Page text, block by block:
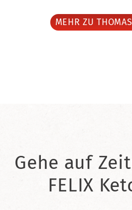
MEHR ZU
Gehe auf
FELIX